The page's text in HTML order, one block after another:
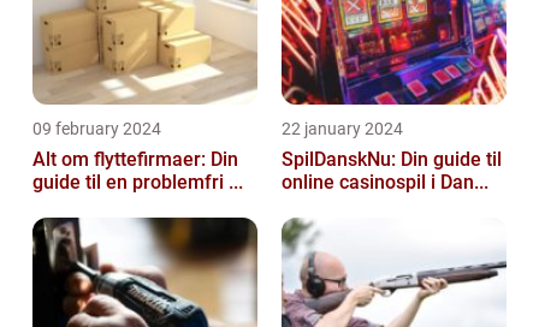
09 february 2024
Alt om flyttefirmaer: Din
guide til en problemfri ...
22 january 2024
SpilDanskNu: Din guide til
online casinospil i Dan...